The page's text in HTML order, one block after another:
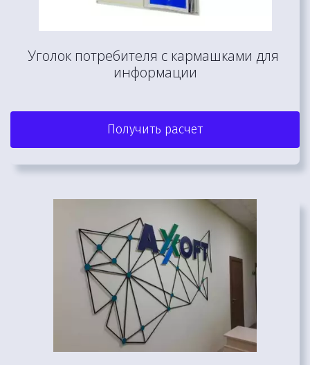
Уголок потребителя с кармашками для
информации
Получить расчет